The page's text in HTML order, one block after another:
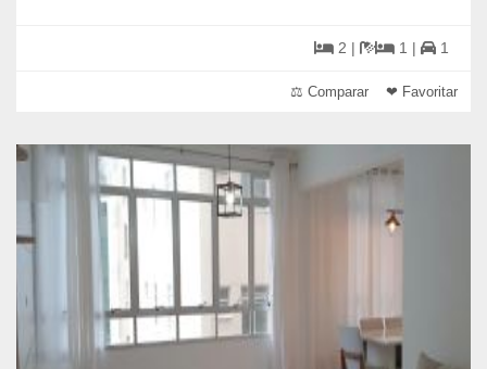
2 | 1 | 1
⚖ Comparar ❤ Favoritar